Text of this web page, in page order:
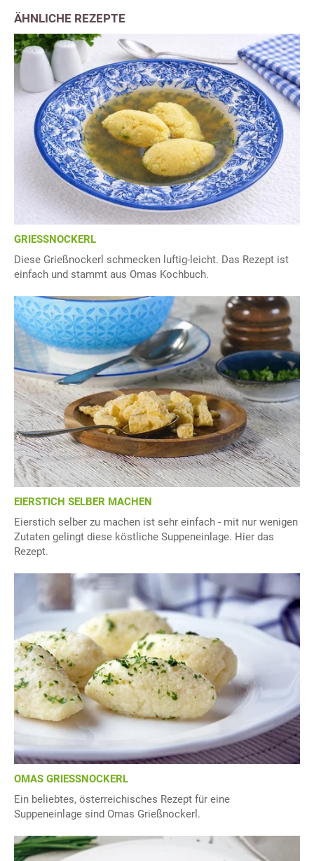
ÄHNLICHE REZEPTE
GRIESSNOCKERL
Diese Grießnockerl schmecken luftig-leicht. Das Rezept ist
einfach und stammt aus Omas Kochbuch.
EIERSTICH SELBER MACHEN
Eierstich selber zu machen ist sehr einfach - mit nur wenigen
Zutaten gelingt diese köstliche Suppeneinlage. Hier das
Rezept.
OMAS GRIESSNOCKERL
Ein beliebtes, österreichisches Rezept für eine
Suppeneinlage sind Omas Grießnockerl.